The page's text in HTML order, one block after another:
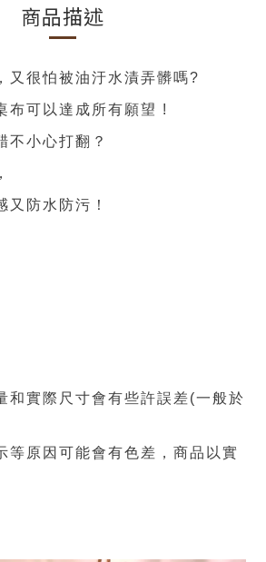
商品描述
， 又很怕被油汙水漬弄髒嗎?
布可以達成所有願望 !
不小心打翻？
又 防水防污！
和實際尺寸會有些許誤差(一般於
等原因可能會有色差，商品 以實